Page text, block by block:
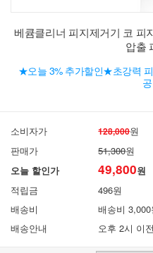
베큠클리너 피지제거기 코 피
압출
★오늘 3% 추가할인★초강력
소비자가 128,000원
판매가
51,300원
오늘 할인가
49,800원
적립금
496원
배송비
배송비
배송안내
오후 2시 이